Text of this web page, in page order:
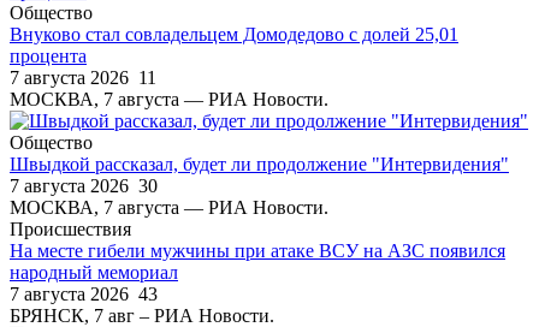
Общество
Внуково стал совладельцем Домодедово с долей 25,01
процента
7 августа 2026 11
МОСКВА, 7 августа — РИА Новости.
Общество
Швыдкой рассказал, будет ли продолжение "Интервидения"
7 августа 2026 30
МОСКВА, 7 августа — РИА Новости.
Происшествия
На месте гибели мужчины при атаке ВСУ на АЗС появился
народный мемориал
7 августа 2026 43
БРЯНСК, 7 авг – РИА Новости.